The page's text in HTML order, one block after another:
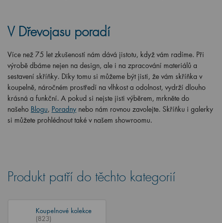
V Dřevojasu poradí
Více než 75 let zkušeností nám dává jistotu, když vám radíme. Při
výrobě dbáme nejen na design, ale i na zpracování materiálů a
sestavení skříňky. Díky tomu si můžeme být jisti, že vám skříňka v
koupelně, náročném prostředí na vlhkost a odolnost, vydrží dlouho
krásná a funkční. A pokud si nejste jisti výběrem, mrkněte do
našeho Blogu, Poradny nebo nám rovnou zavolejte. Skříňku i galerky
si můžete prohlédnout také v našem showroomu.
Produkt patří do těchto kategorií
Koupelnové kolekce
(823)